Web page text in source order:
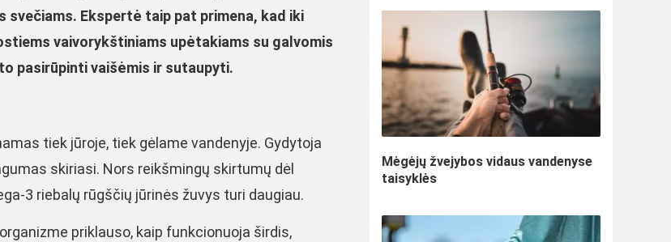
Ekspertė taip pat primena, kad iki
vaivorykštiniams upėtakiams su galvomis
pasirūpinti vaišėmis ir sutaupyti.
tiek jūroje, tiek gėlame vandenyje. Gydytoja
skiriasi. Nors reikšmingų skirtumų dėl
3 riebalų rūgščių jūrinės žuvys turi daugiau.
priklauso, kaip funkcionuoja širdis,
Mėgėjų žvejybos vidaus vandenyse
taisyklės